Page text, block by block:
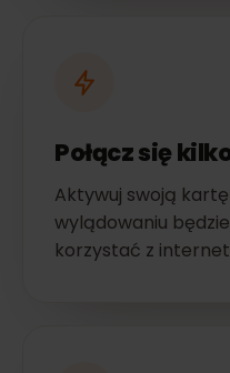
Połącz się
Aktywuj swoją
wylądowaniu
korzystać z